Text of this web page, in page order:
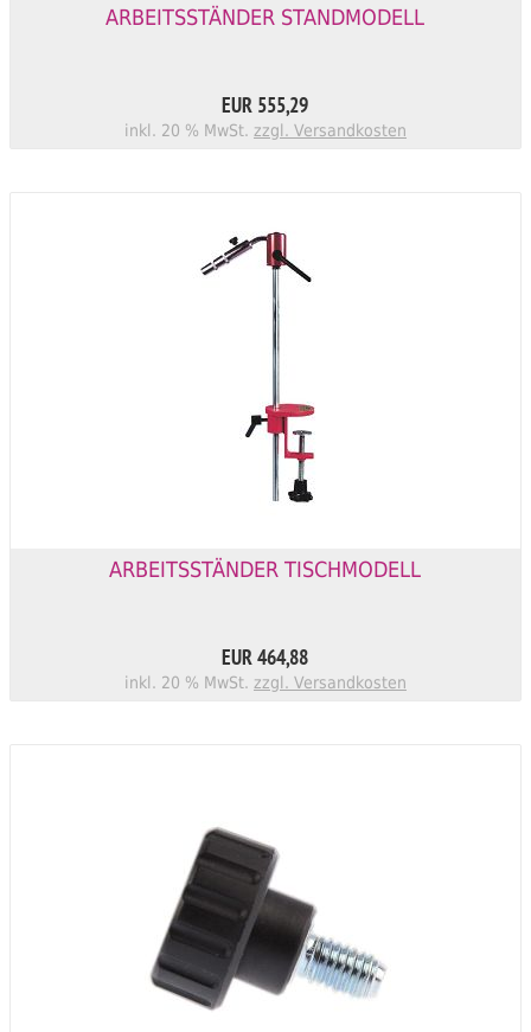
ARBEITSSTÄNDER STANDMODELL
EUR 555,29
inkl. 20 % MwSt. zzgl. Versandkosten
ARBEITSSTÄNDER TISCHMODELL
EUR 464,88
inkl. 20 % MwSt. zzgl. Versandkosten